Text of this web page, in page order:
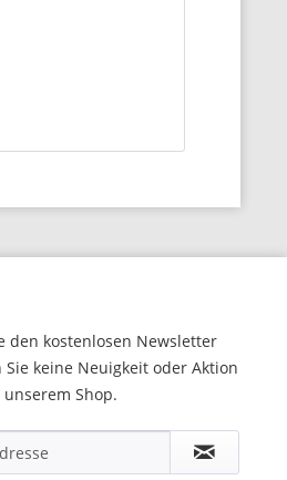
den kostenlosen Newsletter
Sie keine Neuigkeit oder Aktion
Shop.